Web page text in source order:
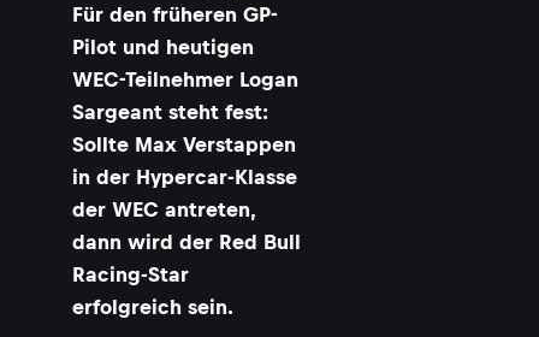
Für den früheren GP-
Pilot und heutigen
WEC-Teilnehmer Logan
Sargeant steht fest:
Sollte Max Verstappen
in der Hypercar-Klasse
der WEC antreten,
dann wird der Red Bull
Racing-Star
erfolgreich sein.